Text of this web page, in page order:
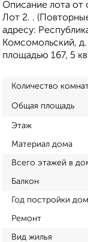
Описание лота от
Лот 2. .
адресу:
Комсомольский,
площадью 167, 5
Количество
Общая площадь
Этаж
Материал дома
Всего этажей в
Балкон
Год постройки
Ремонт
Вид жилья